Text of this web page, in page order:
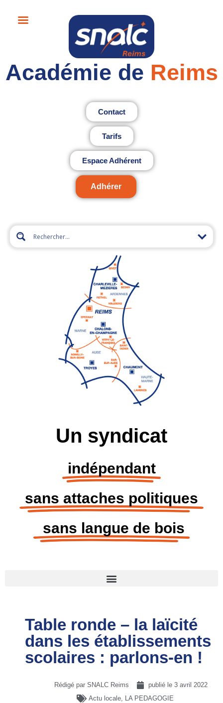
Académie de Reims
Contact
Tarifs
Espace Adhérent
Adhérer
Un syndicat
indépendant
sans attaches politiques
sans langue de bois
Table ronde – la laïcité
dans les établissements
scolaires : parlons-en !
Rédigé par SNALC Reims publié le 3 avril 2022
Actu locale, LA PEDAGOGIE